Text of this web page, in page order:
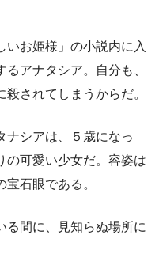
いお姫様」の小説内に入
アナタシア。自分も、
されてしまうからだ。
ナシアは、５歳になっ
の可愛い少女だ。容姿は
石眼である。
る間に、見知らぬ場所に